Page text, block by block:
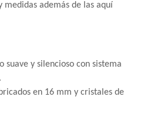
además de las aquí
suave y silencioso con sistema
en 16 mm y cristales de